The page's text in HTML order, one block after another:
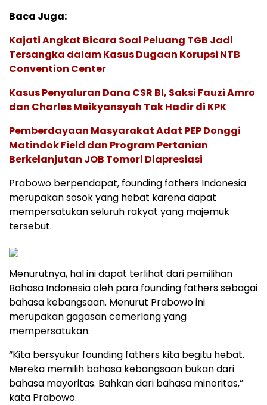
Baca Juga:
Kajati Angkat Bicara Soal Peluang TGB Jadi
Tersangka dalam Kasus Dugaan Korupsi NTB
Convention Center
Kasus Penyaluran Dana CSR BI, Saksi Fauzi Amro
dan Charles Meikyansyah Tak Hadir di KPK
Pemberdayaan Masyarakat Adat PEP Donggi
Matindok Field dan Program Pertanian
Berkelanjutan JOB Tomori Diapresiasi
Prabowo berpendapat, founding fathers Indonesia
merupakan sosok yang hebat karena dapat
mempersatukan seluruh rakyat yang majemuk
tersebut.
Menurutnya, hal ini dapat terlihat dari pemilihan
Bahasa Indonesia oleh para founding fathers sebagai
bahasa kebangsaan. Menurut Prabowo ini
merupakan gagasan cemerlang yang
mempersatukan.
“Kita bersyukur founding fathers kita begitu hebat.
Mereka memilih bahasa kebangsaan bukan dari
bahasa mayoritas. Bahkan dari bahasa minoritas,”
kata Prabowo.